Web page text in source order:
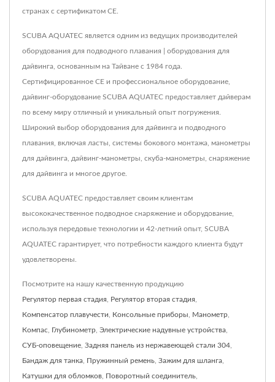
странах с сертификатом CE.
SCUBA AQUATEC является одним из ведущих производителей
оборудования для подводного плавания | оборудования для
дайвинга, основанным на Тайване с 1984 года.
Сертифицированное CE и профессиональное оборудование,
дайвинг-оборудование SCUBA AQUATEC предоставляет дайверам
по всему миру отличный и уникальный опыт погружения.
Широкий выбор оборудования для дайвинга и подводного
плавания, включая ласты, системы бокового монтажа, манометры
для дайвинга, дайвинг-манометры, скуба-манометры, снаряжение
для дайвинга и многое другое.
SCUBA AQUATEC предоставляет своим клиентам
высококачественное подводное снаряжение и оборудование,
используя передовые технологии и 42-летний опыт, SCUBA
AQUATEC гарантирует, что потребности каждого клиента будут
удовлетворены.
Посмотрите на нашу качественную продукцию
Регулятор первая стадия Регулятор вторая стадия
Компенсатор плавучести Консольные приборы Манометр
Компас Глубинометр Электрические надувные устройства
СУБ-оповещение Задняя панель из нержавеющей стали 304
Бандаж для танка Пружинный ремень Зажим для шланга
Катушки для обломков Поворотный соединитель